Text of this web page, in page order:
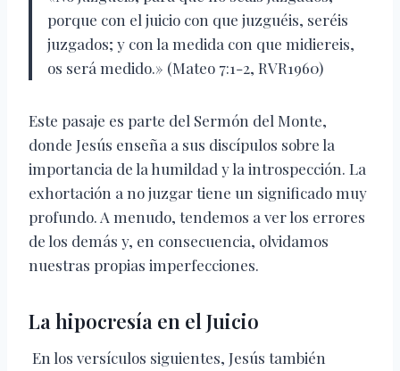
porque con el juicio con que juzguéis, seréis
juzgados; y con la medida con que midiereis,
os será medido.» (Mateo 7:1-2, RVR1960)
Este pasaje es parte del Sermón del Monte,
donde Jesús enseña a sus discípulos sobre la
importancia de la humildad y la introspección. La
exhortación a no juzgar tiene un significado muy
profundo. A menudo, tendemos a ver los errores
de los demás y, en consecuencia, olvidamos
nuestras propias imperfecciones.
La hipocresía en el Juicio
En los versículos siguientes, Jesús también